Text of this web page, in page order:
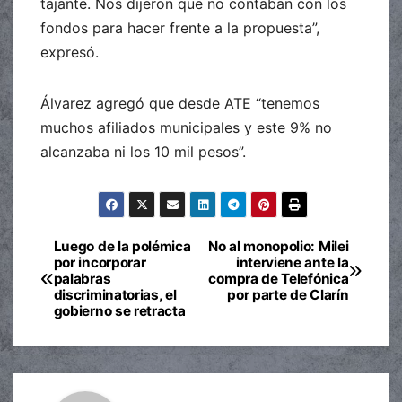
tajante. Nos dijeron que no contaban con los
fondos para hacer frente a la propuesta”,
expresó.
Álvarez agregó que desde ATE “tenemos
muchos afiliados municipales y este 9% no
alcanzaba ni los 10 mil pesos”.
Navegación
de
entradas
No al monopolio: Milei
interviene ante la
compra de Telefónica
por parte de Clarín
Luego de la polémica
por incorporar
palabras
discriminatorias, el
gobierno se retracta